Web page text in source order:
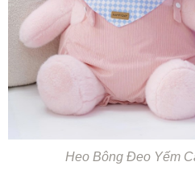
Heo Bông Đeo Yếm